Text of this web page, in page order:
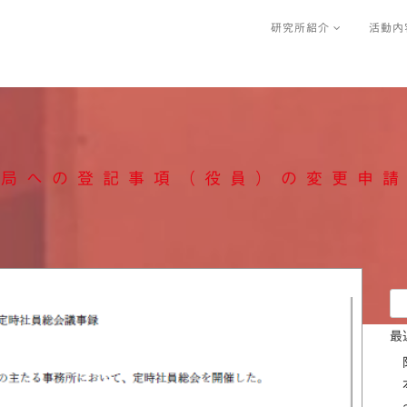
研究所紹介 活動内
への登記事項（役員）の変更申
索:
最